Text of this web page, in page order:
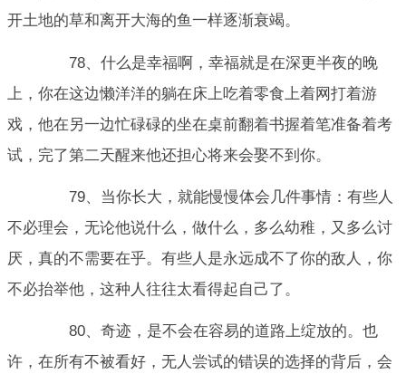
开土地的草和离开大海的鱼一样逐渐衰竭。
78、什么是幸福啊，幸福就是在深更半夜的晚
上，你在这边懒洋洋的躺在床上吃着零食上着网打着游
戏，他在另一边忙碌碌的坐在桌前翻着书握着笔准备着考
试，完了第二天醒来他还担心将来会娶不到你。
79、当你长大，就能慢慢体会几件事情：有些人
不必理会，无论他说什么，做什么，多么幼稚，又多么讨
厌，真的不需要在乎。有些人是永远成不了你的敌人，你
不必抬举他，这种人往往太看得起自己了。
80、奇迹，是不会在容易的道路上绽放的。也
许，在所有不被看好，无人尝试的错误的选择的背后，会